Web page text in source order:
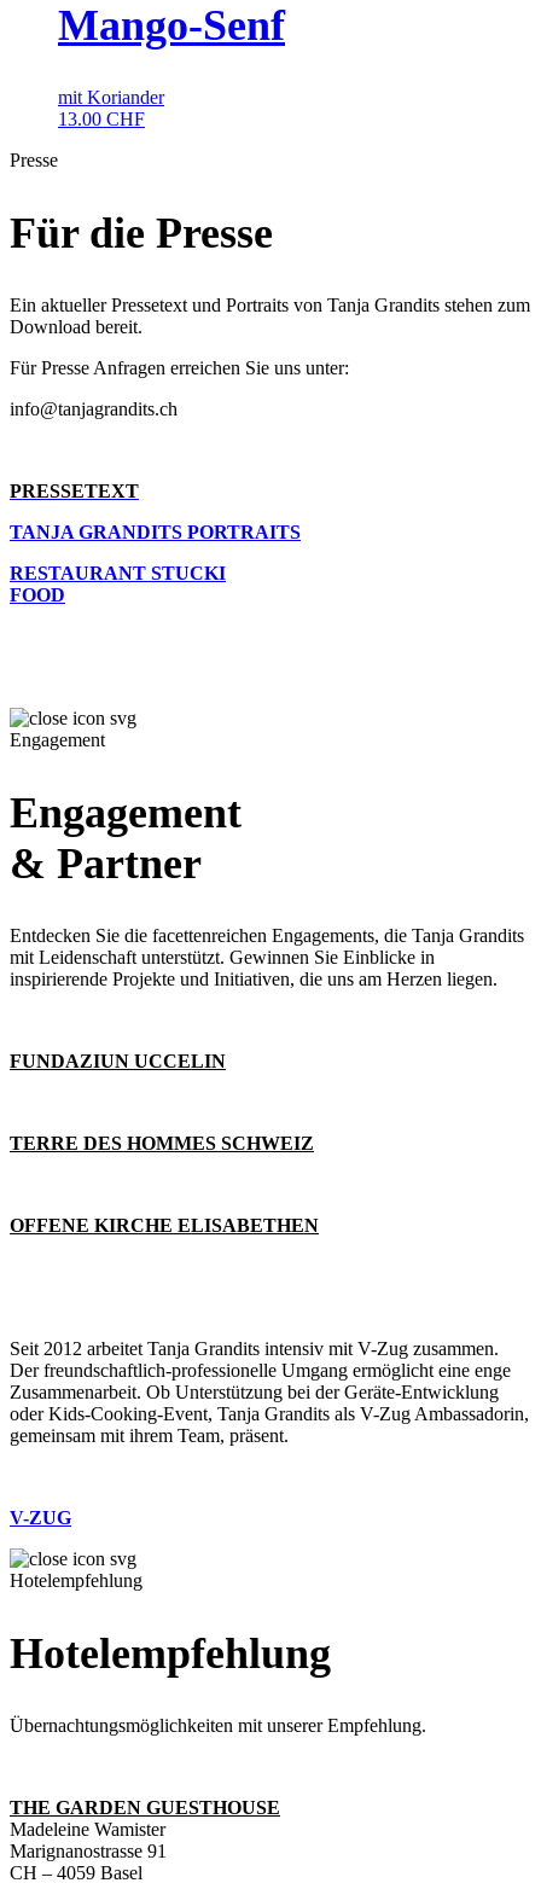
Mango-Senf
mit Koriander
13.00 CHF
Presse
Für die Presse
Ein aktueller Pressetext und Portraits von Tanja Grandits stehen zum
Download bereit.
Für Presse Anfragen erreichen Sie uns unter:
info@tanjagrandits.ch
PRESSETEXT
TANJA GRANDITS PORTRAITS
RESTAURANT STUCKI
FOOD
Engagement
Engagement
& Partner
Entdecken Sie die facettenreichen Engagements, die Tanja Grandits
mit Leidenschaft unterstützt. Gewinnen Sie Einblicke in
inspirierende Projekte und Initiativen, die uns am Herzen liegen.
FUNDAZIUN UCCELIN
TERRE DES HOMMES SCHWEIZ
OFFENE KIRCHE ELISABETHEN
Seit 2012 arbeitet Tanja Grandits intensiv mit V-Zug zusammen.
Der freundschaftlich-professionelle Umgang ermöglicht eine enge
Zusammenarbeit. Ob Unterstützung bei der Geräte-Entwicklung
oder Kids-Cooking-Event, Tanja Grandits als V-Zug Ambassadorin,
gemeinsam mit ihrem Team, präsent.
V-ZUG
Hotelempfehlung
Hotelempfehlung
Übernachtungsmöglichkeiten mit unserer Empfehlung.
THE GARDEN GUESTHOUSE
Madeleine Wamister
Marignanostrasse 91
CH – 4059 Basel